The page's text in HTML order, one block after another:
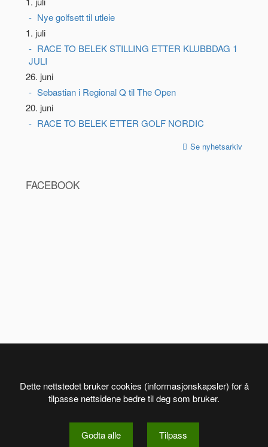
Nye golfsett til utleie
1. juli
RACE TO BELEK STILLING ETTER KLUBBDAG 1
JULI
26. juni
Sebastian i Regional Q til The Open
20. juni
RACE TO BELEK ETTER GOLF NORDIC
Se nyhetsarkiv
FACEBOOK
Dette nettstedet bruker cookies (informasjonskapsler) for å
tilpasse nettsidene bedre til deg som bruker.
Godta alle Tilpass